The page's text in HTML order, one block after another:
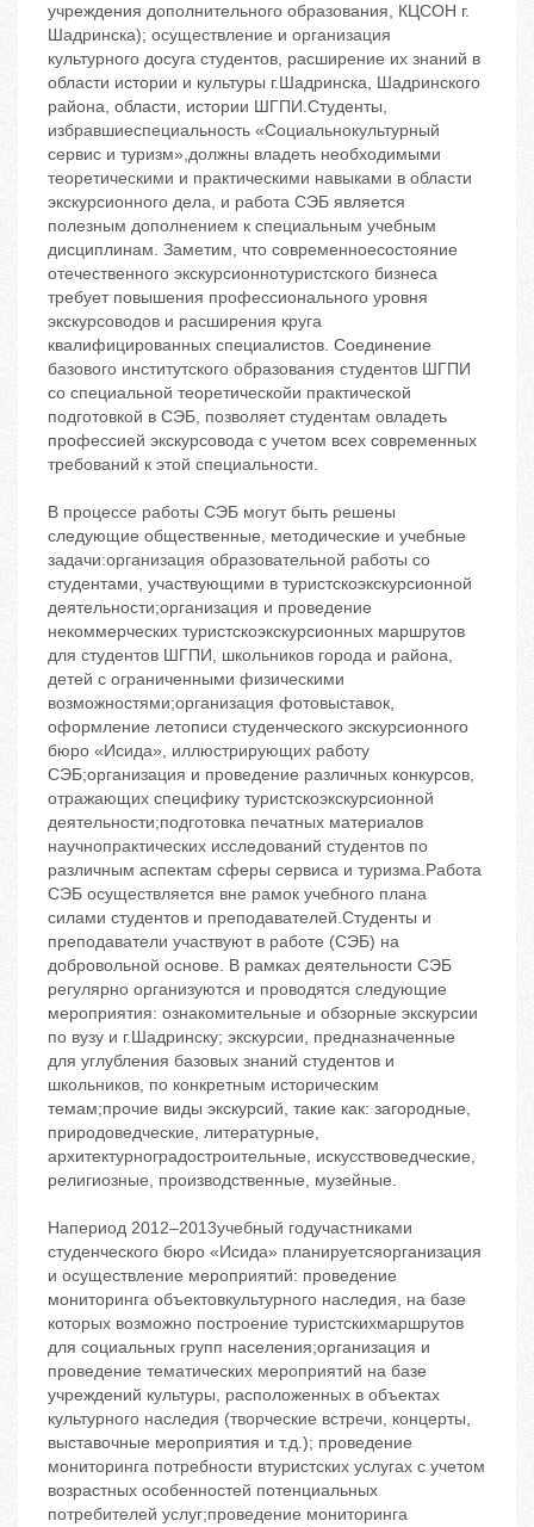
учреждения дополнительного образования, КЦСОН г.
Шадринска); осуществление и организация
культурного досуга студентов, расширение их знаний в
области истории и культуры г.Шадринска, Шадринского
района, области, истории ШГПИ.Студенты,
избравшиеспециальность «Социальнокультурный
сервис и туризм»,должны владеть необходимыми
теоретическими и практическими навыками в области
экскурсионного дела, и работа СЭБ является
полезным дополнением к специальным учебным
дисциплинам. Заметим, что современноесостояние
отечественного экскурсионнотуристского бизнеса
требует повышения профессионального уровня
экскурсоводов и расширения круга
квалифицированных специалистов. Соединение
базового институтского образования студентов ШГПИ
со специальной теоретическойи практической
подготовкой в СЭБ, позволяет студентам овладеть
профессией экскурсовода с учетом всех современных
требований к этой специальности.
В процессе работы СЭБ могут быть решены
следующие общественные, методические и учебные
задачи:организация образовательной работы со
студентами, участвующими в туристскоэкскурсионной
деятельности;организация и проведение
некоммерческих туристскоэкскурсионных маршрутов
для студентов ШГПИ, школьников города и района,
детей с ограниченными физическими
возможностями;организация фотовыставок,
оформление летописи студенческого экскурсионного
бюро «Исида», иллюстрирующих работу
СЭБ;организация и проведение различных конкурсов,
отражающих специфику туристскоэкскурсионной
деятельности;подготовка печатных материалов
научнопрактических исследований студентов по
различным аспектам сферы сервиса и туризма.Работа
СЭБ осуществляется вне рамок учебного плана
силами студентов и преподавателей.Студенты и
преподаватели участвуют в работе (СЭБ) на
добровольной основе. В рамках деятельности СЭБ
регулярно организуются и проводятся следующие
мероприятия: ознакомительные и обзорные экскурсии
по вузу и г.Шадринску; экскурсии, предназначенные
для углубления базовых знаний студентов и
школьников, по конкретным историческим
темам;прочие виды экскурсий, такие как: загородные,
природоведческие, литературные,
архитектурноградостроительные, искусствоведческие,
религиозные, производственные, музейные.
Напериод 2012–2013учебный годучастниками
студенческого бюро «Исида» планируетсяорганизация
и осуществление мероприятий: проведение
мониторинга объектовкультурного наследия, на базе
которых возможно построение туристскихмаршрутов
для социальных групп населения;организация и
проведение тематических мероприятий на базе
учреждений культуры, расположенных в объектах
культурного наследия (творческие встречи, концерты,
выставочные мероприятия и т.д.); проведение
мониторинга потребности втуристских услугах с учетом
возрастных особенностей потенциальных
потребителей услуг;проведение мониторинга